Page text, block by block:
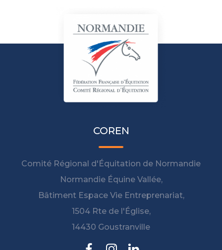
COREN
Comité Régional d'Équitation de Normandie
Normandie Équine Vallée,
Bâtiment Espace Vie Entreprenariat,
1504 Rte de l'Église,
14430 Goustranville